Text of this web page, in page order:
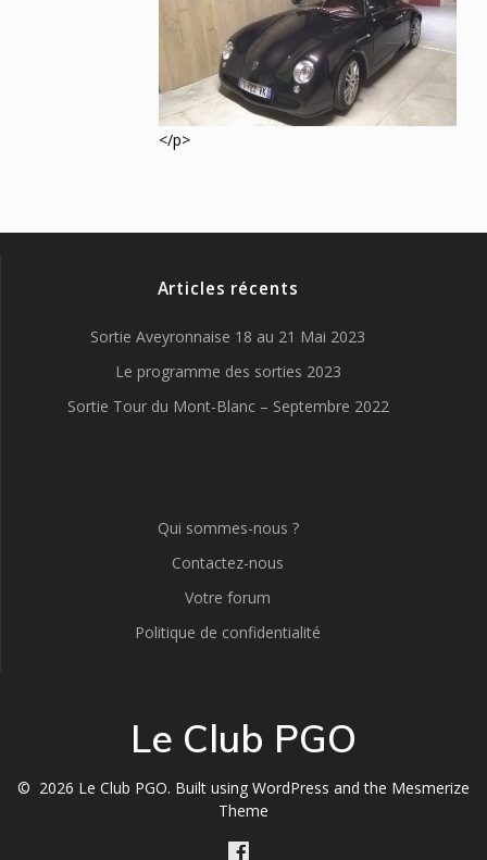
</p>
Articles récents
Sortie Aveyronnaise 18 au 21 Mai 2023
Le programme des sorties 2023
Sortie Tour du Mont-Blanc – Septembre 2022
Qui sommes-nous ?
Contactez-nous
Votre forum
Politique de confidentialité
Le Club PGO
© 2026 Le Club PGO. Built using WordPress and the Mesmerize
Theme